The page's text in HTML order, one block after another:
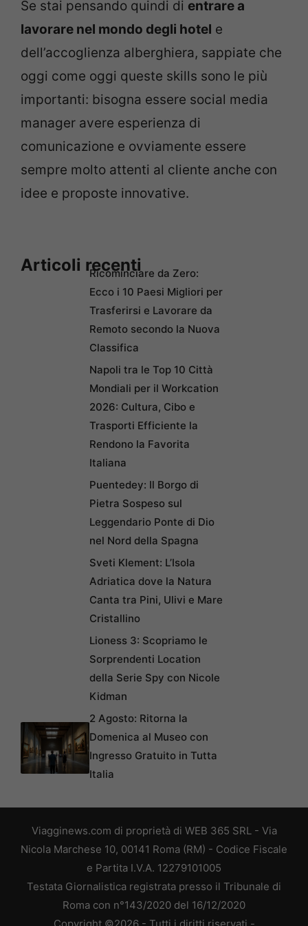
Se stai pensando quindi di entrare a
lavorare nel mondo degli hotel e
dell’accoglienza alberghiera, sappiate che
oggi come oggi queste skills sono le più
importanti: bisogna essere social media
manager avere esperienza di
comunicazione e ovviamente essere
sempre molto attenti al cliente anche con
idee e proposte innovative.
Articoli recentiRicominciare da Zero:
Ecco i 10 Paesi Migliori per
Trasferirsi e Lavorare da
Remoto secondo la Nuova
Classifica
Napoli tra le Top 10 Città
Mondiali per il Workcation
2026: Cultura, Cibo e
Trasporti Efficiente la
Rendono la Favorita
Italiana
Puentedey: Il Borgo di
Pietra Sospeso sul
Leggendario Ponte di Dio
nel Nord della Spagna
Sveti Klement: L’Isola
Adriatica dove la Natura
Canta tra Pini, Ulivi e Mare
Cristallino
Lioness 3: Scopriamo le
Sorprendenti Location
della Serie Spy con Nicole
Kidman
2 Agosto: Ritorna la
Domenica al Museo con
Ingresso Gratuito in Tutta
Italia
Viagginews.com di proprietà di WEB 365 SRL - Via
Nicola Marchese 10, 00141 Roma (RM) - Codice Fiscale
e Partita I.V.A. 12279101005
Testata Giornalistica registrata presso il Tribunale di
Roma con n°143/2020 del 16/12/2020
Copyright ©2026 - Tutti i diritti riservati -